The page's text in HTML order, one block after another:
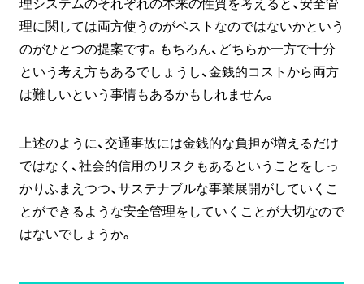
理システムのそれぞれの本来の性質を考えると、安全管
理に関しては両方使うのがベストなのではないかという
のがひとつの提案です。もちろん、どちらか一方で十分
という考え方もあるでしょうし、金銭的コストから両方
は難しいという事情もあるかもしれません。
上述のように、交通事故には金銭的な負担が増えるだけ
ではなく、社会的信用のリスクもあるということをしっ
かりふまえつつ、サステナブルな事業展開がしていくこ
とができるような安全管理をしていくことが大切なので
はないでしょうか。